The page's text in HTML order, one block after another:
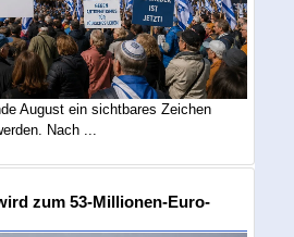
August ein sichtbares Zeichen
Nach ...
zum 53-Millionen-Euro-